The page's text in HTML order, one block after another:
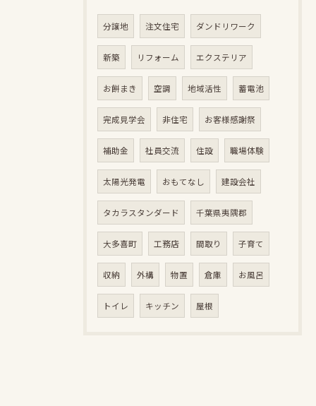
分譲地 注文住宅 ダンドリワーク
新築 リフォーム エクステリア
お餅まき 空調 地域活性 蓄電池
完成見学会 非住宅 お客様感謝祭
補助金 社員交流 住設 職場体験
太陽光発電 おもてなし 建設会社
タカラスタンダード 千葉県夷隅郡
大多喜町 工務店 間取り 子育て
収納 外構 物置 倉庫 お風呂
トイレ キッチン 屋根